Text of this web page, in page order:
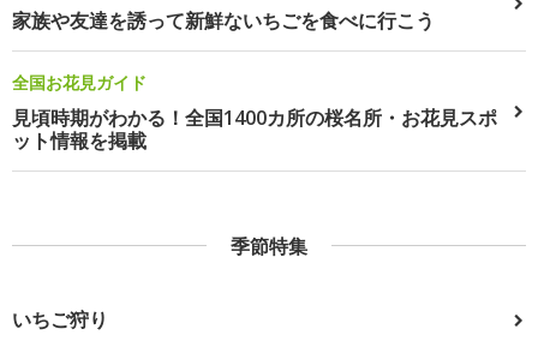
家族や友達を誘って新鮮ないちごを食べに行こう
全国お花見ガイド
見頃時期がわかる！全国1400カ所の桜名所・お花見スポ
ット情報を掲載
季節特集
いちご狩り